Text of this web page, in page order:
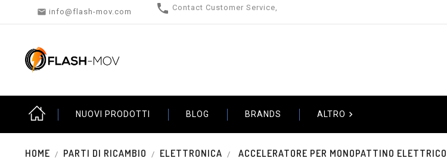
 Contact Customer Service,
 info@flash-mov.com
NUOVI PRODOTTI BLOG BRANDS ALTRO 
HOME PARTI DI RICAMBIO ELETTRONICA ACCELERATORE PER MONOPATTINO